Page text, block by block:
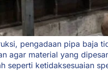
pengadaan pipa baja
agar material yang
seperti ketidaksesuaian